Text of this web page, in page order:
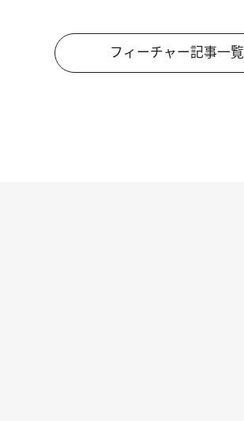
フィーチャー記事一覧